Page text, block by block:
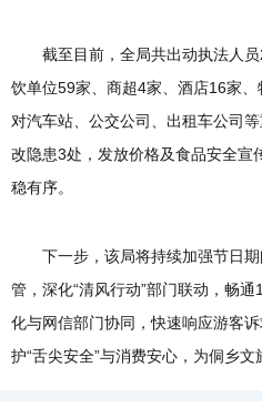
截至目前，全局共出动执法人员
饮单位59家、商超4家、酒店16家
对汽车站、公交公司、出租车公司
改隐患3处，发放价格及食品安全宣
稳有序。
下一步，该局将持续加强节日期
管，深化“清风行动”部门联动，畅
化与网信部门协同，快速响应游客
护“舌尖安全”与消费安心，为侗乡文